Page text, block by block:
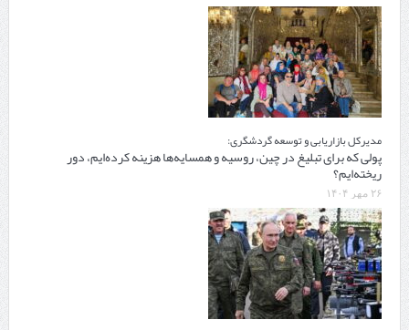
مدیرکل بازاریابی و توسعه گردشگری:
پولی که برای تبلیغ در چین، روسیه و همسایه‌ها هزینه کرده‌ایم، دور
ریخته‌ایم؟
۲۶ مهر ۱۴۰۴